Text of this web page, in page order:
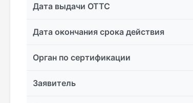
Дата выдачи ОТТС
Дата окончания срока действия
Орган по сертификации
Заявитель